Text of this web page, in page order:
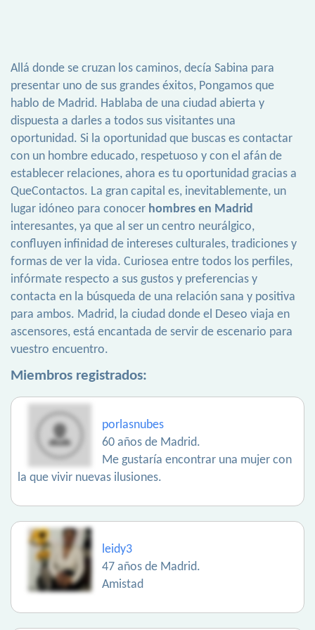
Allá donde se cruzan los caminos, decía Sabina para
presentar uno de sus grandes éxitos, Pongamos que
hablo de Madrid. Hablaba de una ciudad abierta y
dispuesta a darles a todos sus visitantes una
oportunidad. Si la oportunidad que buscas es contactar
con un hombre educado, respetuoso y con el afán de
establecer relaciones, ahora es tu oportunidad gracias a
QueContactos. La gran capital es, inevitablemente, un
lugar idóneo para conocer hombres en Madrid
interesantes, ya que al ser un centro neurálgico,
confluyen infinidad de intereses culturales, tradiciones y
formas de ver la vida. Curiosea entre todos los perfiles,
infórmate respecto a sus gustos y preferencias y
contacta en la búsqueda de una relación sana y positiva
para ambos. Madrid, la ciudad donde el Deseo viaja en
ascensores, está encantada de servir de escenario para
vuestro encuentro.
Miembros registrados:
porlasnubes
60 años de Madrid.
Me gustaría encontrar una mujer con
la que vivir nuevas ilusiones.
leidy3
47 años de Madrid.
Amistad